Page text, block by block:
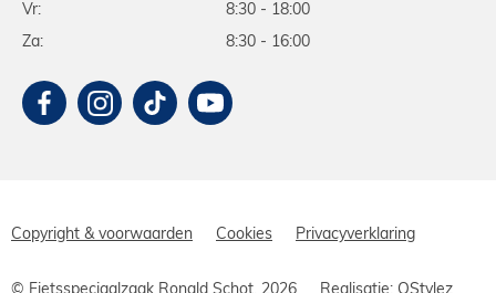
Vr:
8:30 - 18:00
Za:
8:30 - 16:00
Copyright & voorwaarden Cookies Privacyverklaring